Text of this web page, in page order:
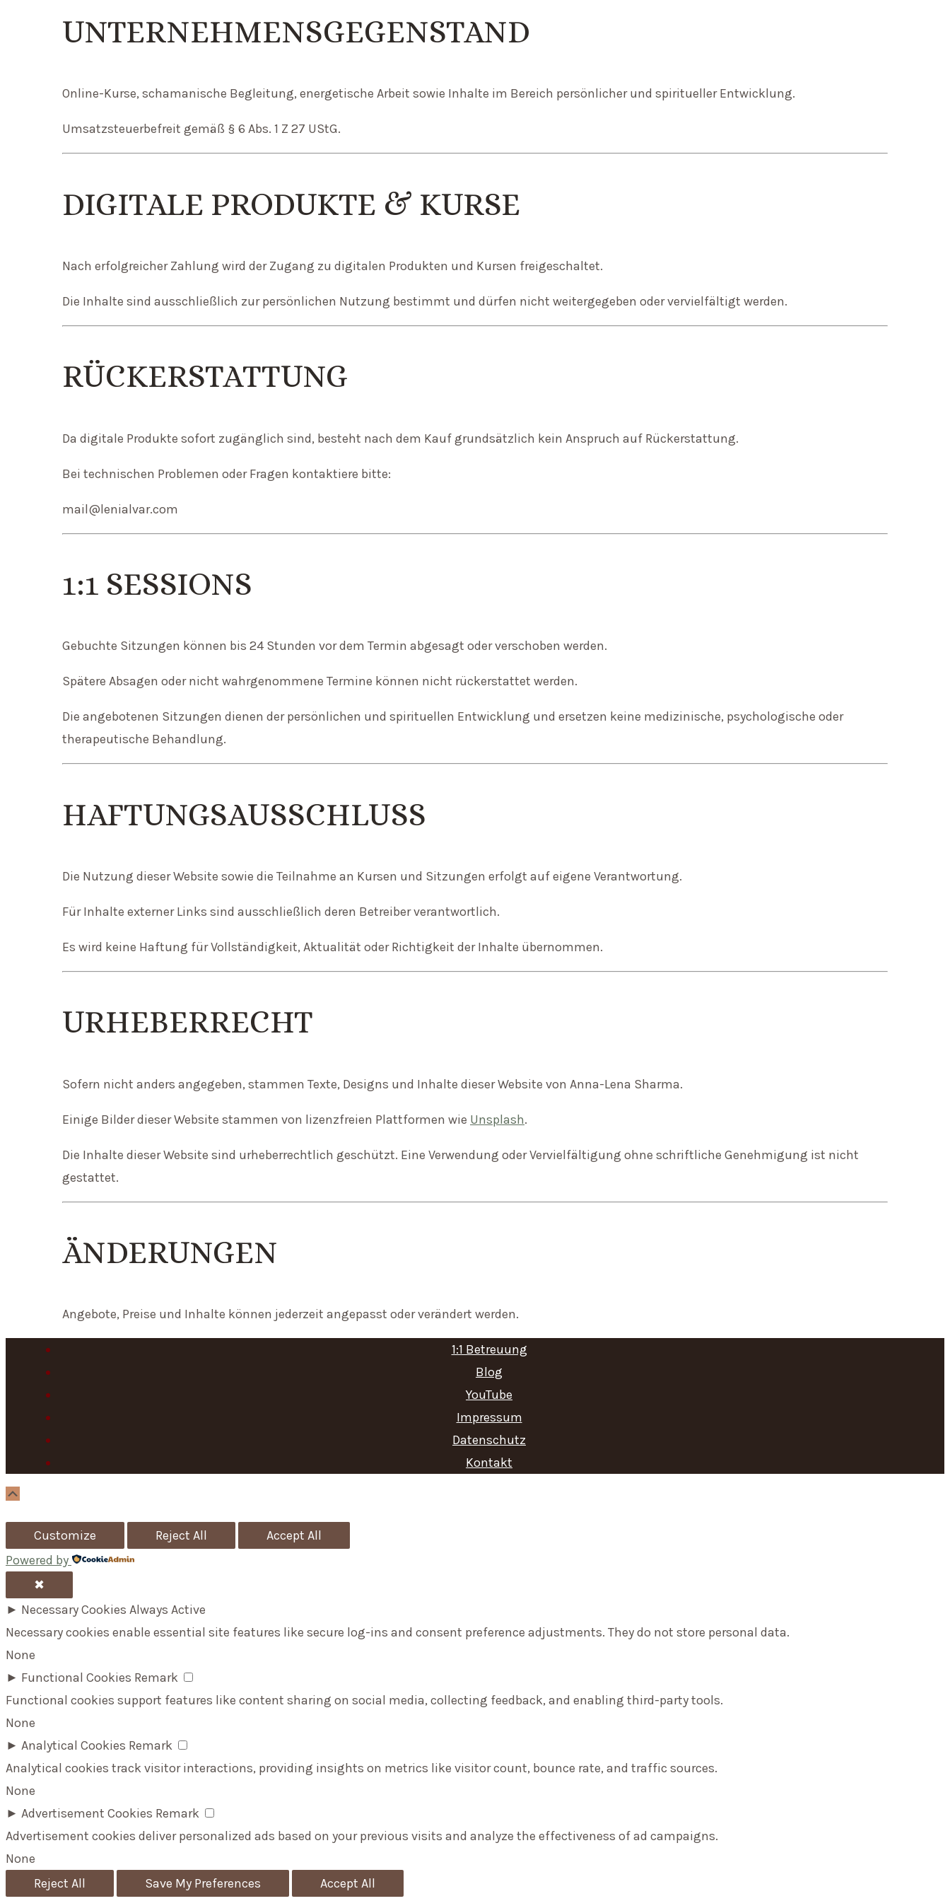
UNTERNEHMENSGEGENSTAND
Online-Kurse, schamanische Begleitung, energetische Arbeit sowie Inhalte im Bereich persönlicher und spiritueller Entwicklung.
Umsatzsteuerbefreit gemäß § 6 Abs. 1 Z 27 UStG.
DIGITALE PRODUKTE & KURSE
Nach erfolgreicher Zahlung wird der Zugang zu digitalen Produkten und Kursen freigeschaltet.
Die Inhalte sind ausschließlich zur persönlichen Nutzung bestimmt und dürfen nicht weitergegeben oder vervielfältigt werden.
RÜCKERSTATTUNG
Da digitale Produkte sofort zugänglich sind, besteht nach dem Kauf grundsätzlich kein Anspruch auf Rückerstattung.
Bei technischen Problemen oder Fragen kontaktiere bitte:
mail@lenialvar.com
1:1 SESSIONS
Gebuchte Sitzungen können bis 24 Stunden vor dem Termin abgesagt oder verschoben werden.
Spätere Absagen oder nicht wahrgenommene Termine können nicht rückerstattet werden.
Die angebotenen Sitzungen dienen der persönlichen und spirituellen Entwicklung und ersetzen keine medizinische, psychologische oder
therapeutische Behandlung.
HAFTUNGSAUSSCHLUSS
Die Nutzung dieser Website sowie die Teilnahme an Kursen und Sitzungen erfolgt auf eigene Verantwortung.
Für Inhalte externer Links sind ausschließlich deren Betreiber verantwortlich.
Es wird keine Haftung für Vollständigkeit, Aktualität oder Richtigkeit der Inhalte übernommen.
URHEBERRECHT
Sofern nicht anders angegeben, stammen Texte, Designs und Inhalte dieser Website von Anna-Lena Sharma.
Einige Bilder dieser Website stammen von lizenzfreien Plattformen wie Unsplash.
Die Inhalte dieser Website sind urheberrechtlich geschützt. Eine Verwendung oder Vervielfältigung ohne schriftliche Genehmigung ist nicht
gestattet.
ÄNDERUNGEN
Angebote, Preise und Inhalte können jederzeit angepasst oder verändert werden.
1:1 Betreuung
Blog
YouTube
Impressum
Datenschutz
Kontakt
Customize Reject All
Accept All
Powered by
✖
► Necessary Cookies Always Active
Necessary cookies enable essential site features like secure log-ins and consent preference adjustments. They do not store personal data.
None
► Functional Cookies Remark
Functional cookies support features like content sharing on social media, collecting feedback, and enabling third-party tools.
None
► Analytical Cookies Remark
Analytical cookies track visitor interactions, providing insights on metrics like visitor count, bounce rate, and traffic sources.
None
► Advertisement Cookies Remark
Advertisement cookies deliver personalized ads based on your previous visits and analyze the effectiveness of ad campaigns.
None
Reject All
Save My Preferences
Accept All